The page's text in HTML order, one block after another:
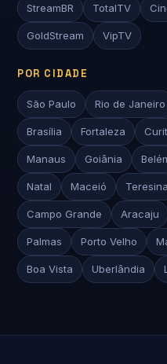
StreamBR TotalTV
GoldStream VipTV
POR CIDADE
São Paulo Rio de Janeiro
Brasília Fortaleza
Manaus Goiânia
Natal Maceió Teresina
Campo Grande Aracaju
Palmas Porto Velho
Boa Vista Uberlândia